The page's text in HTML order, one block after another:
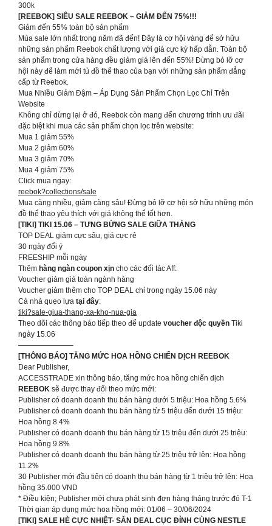
300k
[REEBOK] SIÊU SALE REEBOK – GIẢM ĐẾN 75%!!!
Giảm đến 55% toàn bộ sản phẩm
Mùa sale lớn nhất trong năm đã đến! Đây là cơ hội vàng để sở hữu
những sản phẩm Reebok chất lượng với giá cực kỳ hấp dẫn. Toàn bộ
sản phẩm trong cửa hàng đều giảm giá lên đến 55%! Đừng bỏ lỡ cơ
hội này để làm mới tủ đồ thể thao của bạn với những sản phẩm đẳng
cấp từ Reebok.
Mua Nhiều Giảm Đậm – Áp Dụng Sản Phẩm Chọn Lọc Chỉ Trên
Website
Không chỉ dừng lại ở đó, Reebok còn mang đến chương trình ưu đãi
đặc biệt khi mua các sản phẩm chọn lọc trên website:
Mua 1 giảm 55%
Mua 2 giảm 60%
Mua 3 giảm 70%
Mua 4 giảm 75%
Click mua ngay:
reebok?collections/sale
Mua càng nhiều, giảm càng sâu! Đừng bỏ lỡ cơ hội sở hữu những món
đồ thể thao yêu thích với giá không thể tốt hơn.
[TIKI] TIKI 15.06 – TƯNG BỪNG SALE GIỮA THÁNG
TOP DEAL giảm cực sâu, giá cực rẻ
30 ngày đổi ý
FREESHIP mỗi ngày
Thêm hàng ngàn coupon xịn cho các đối tác Aff:
Voucher giảm giá toàn ngành hàng
Voucher giảm thêm cho TOP DEAL chỉ trong ngày 15.06 này
Cả nhà quẹo lựa tại đây:
tiki?sale-giua-thang-xa-kho-nua-gia
Theo dõi các thông báo tiếp theo để update voucher độc quyền Tiki
ngày 15.06
———————–
[THÔNG BÁO] TĂNG MỨC HOA HỒNG CHIẾN DỊCH REEBOK
Dear Publisher,
ACCESSTRADE xin thông báo, tăng mức hoa hồng chiến dịch
REEBOK sẽ được thay đổi theo mức mới:
Publisher có doanh doanh thu bán hàng dưới 5 triệu: Hoa hồng 5.6%
Publisher có doanh doanh thu bán hàng từ 5 triệu đến dưới 15 triệu:
Hoa hồng 8.4%
Publisher có doanh doanh thu bán hàng từ 15 triệu đến dưới 25 triệu:
Hoa hồng 9.8%
Publisher có doanh doanh thu bán hàng từ 25 triệu trở lên: Hoa hồng
11.2%
30 Publisher mới đầu tiên có doanh thu bán hàng từ 1 triệu trở lên: Hoa
hồng 35.000 VND
* Điều kiện; Publisher mới chưa phát sinh đơn hàng tháng trước đó T-1
Thời gian áp dụng mức hoa hồng mới: 01/06 – 30/06/2024
[TIKI] SALE HÈ CỰC NHIỆT- SĂN DEAL CỤC ĐỈNH CÙNG NESTLE